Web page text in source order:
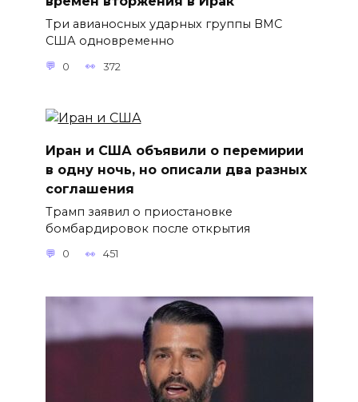
Три авианосных ударных группы ВМС
США одновременно
0 372
Иран и США объявили о перемирии
в одну ночь, но описали два разных
соглашения
Трамп заявил о приостановке
бомбардировок после открытия
0 451